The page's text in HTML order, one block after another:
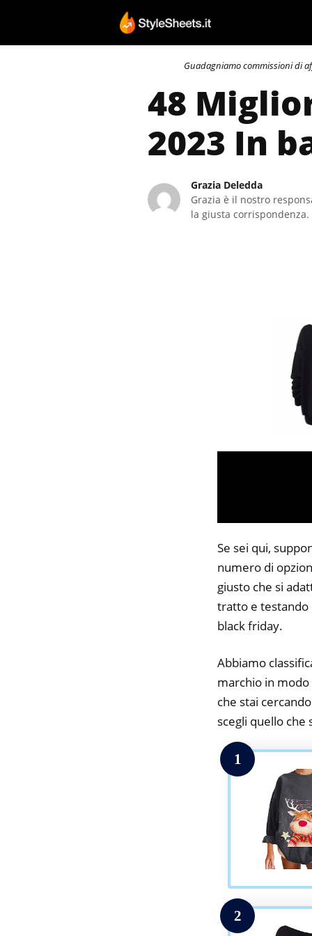
contenuto
Guadagniamo commissioni di
48
2023 In
Grazia Deledda
Grazia è il nostro
la giusta
Se sei qui,
numero di
giusto che si
tratto e testando
black friday.
Abbiamo
marchio in
che stai
scegli quello che
1
2